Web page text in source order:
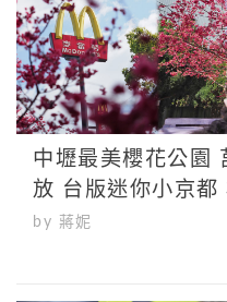
中壢最美櫻花公園
放 台版迷你小京都
by 蔣妮